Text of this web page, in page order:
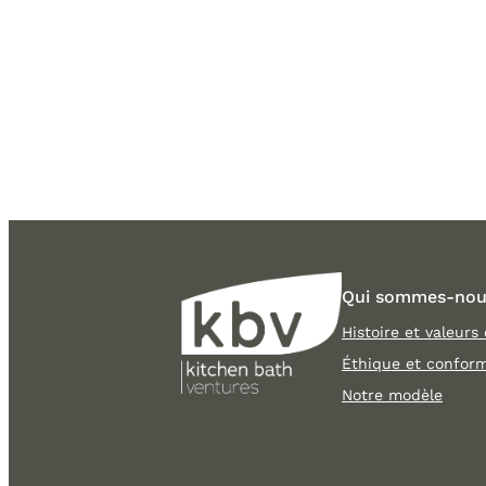
Qui sommes-
Histoire et valeurs
Éthique et
Notre modèle